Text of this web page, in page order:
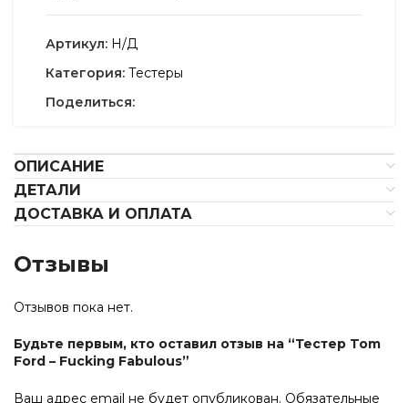
Артикул: Н/Д
Категория: Тестеры
Поделиться:
ОПИСАНИЕ
ДЕТАЛИ
ДОСТАВКА И ОПЛАТА
Отзывы
Отзывов пока нет.
Будьте первым, кто оставил отзыв на “Тестер Tom
Ford – Fucking Fabulous”
Ваш адрес email не будет опубликован. Обязательные